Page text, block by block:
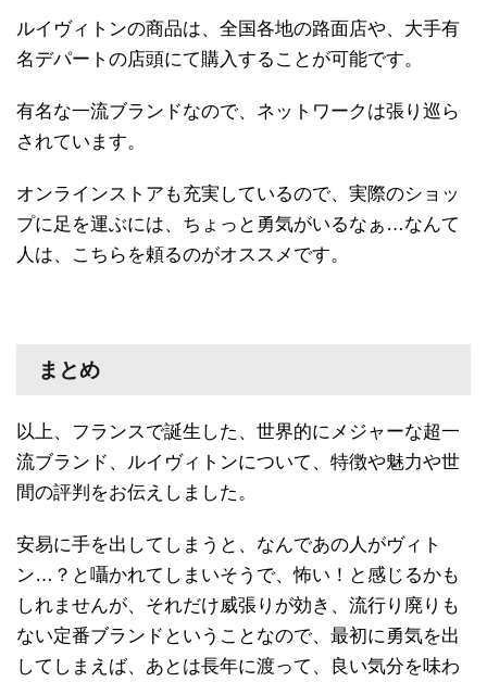
ルイヴィトンの商品は、全国各地の路面店や、大手有
名デパートの店頭にて購入することが可能です。
有名な一流ブランドなので、ネットワークは張り巡ら
されています。
オンラインストアも充実しているので、実際のショッ
プに足を運ぶには、ちょっと勇気がいるなぁ…なんて
人は、こちらを頼るのがオススメです。
まとめ
以上、フランスで誕生した、世界的にメジャーな超一
流ブランド、ルイヴィトンについて、特徴や魅力や世
間の評判をお伝えしました。
安易に手を出してしまうと、なんであの人がヴィト
ン…？と囁かれてしまいそうで、怖い！と感じるかも
しれませんが、それだけ威張りが効き、流行り廃りも
ない定番ブランドということなので、最初に勇気を出
してしまえば、あとは長年に渡って、良い気分を味わ